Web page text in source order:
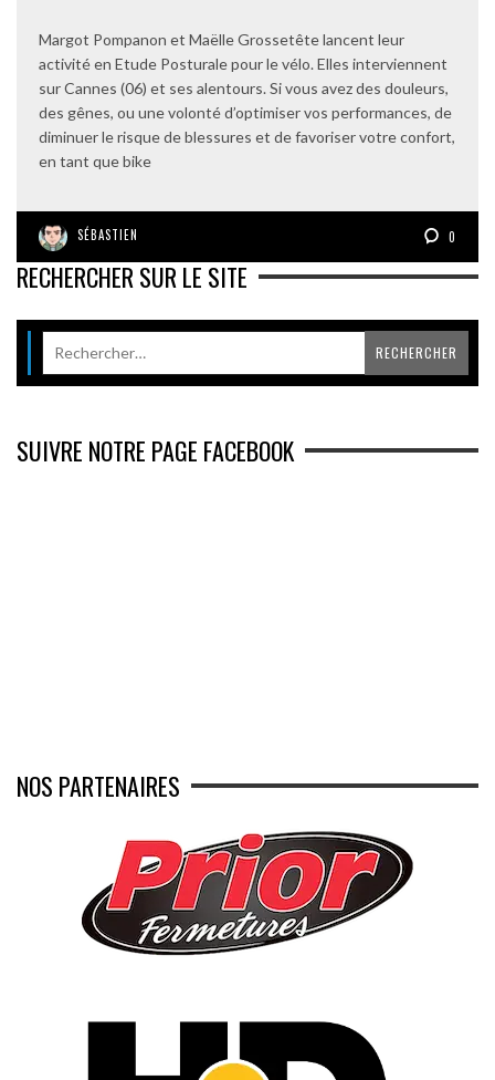
Margot Pompanon et Maëlle Grossetête lancent leur
activité en Etude Posturale pour le vélo. Elles interviennent
sur Cannes (06) et ses alentours. Si vous avez des douleurs,
des gênes, ou une volonté d’optimiser vos performances, de
diminuer le risque de blessures et de favoriser votre confort,
en tant que bike
SÉBASTIEN 0
RECHERCHER SUR LE SITE
SUIVRE NOTRE PAGE FACEBOOK
NOS PARTENAIRES